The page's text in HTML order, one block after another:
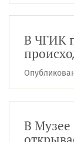
В ЧГИК
В Музее